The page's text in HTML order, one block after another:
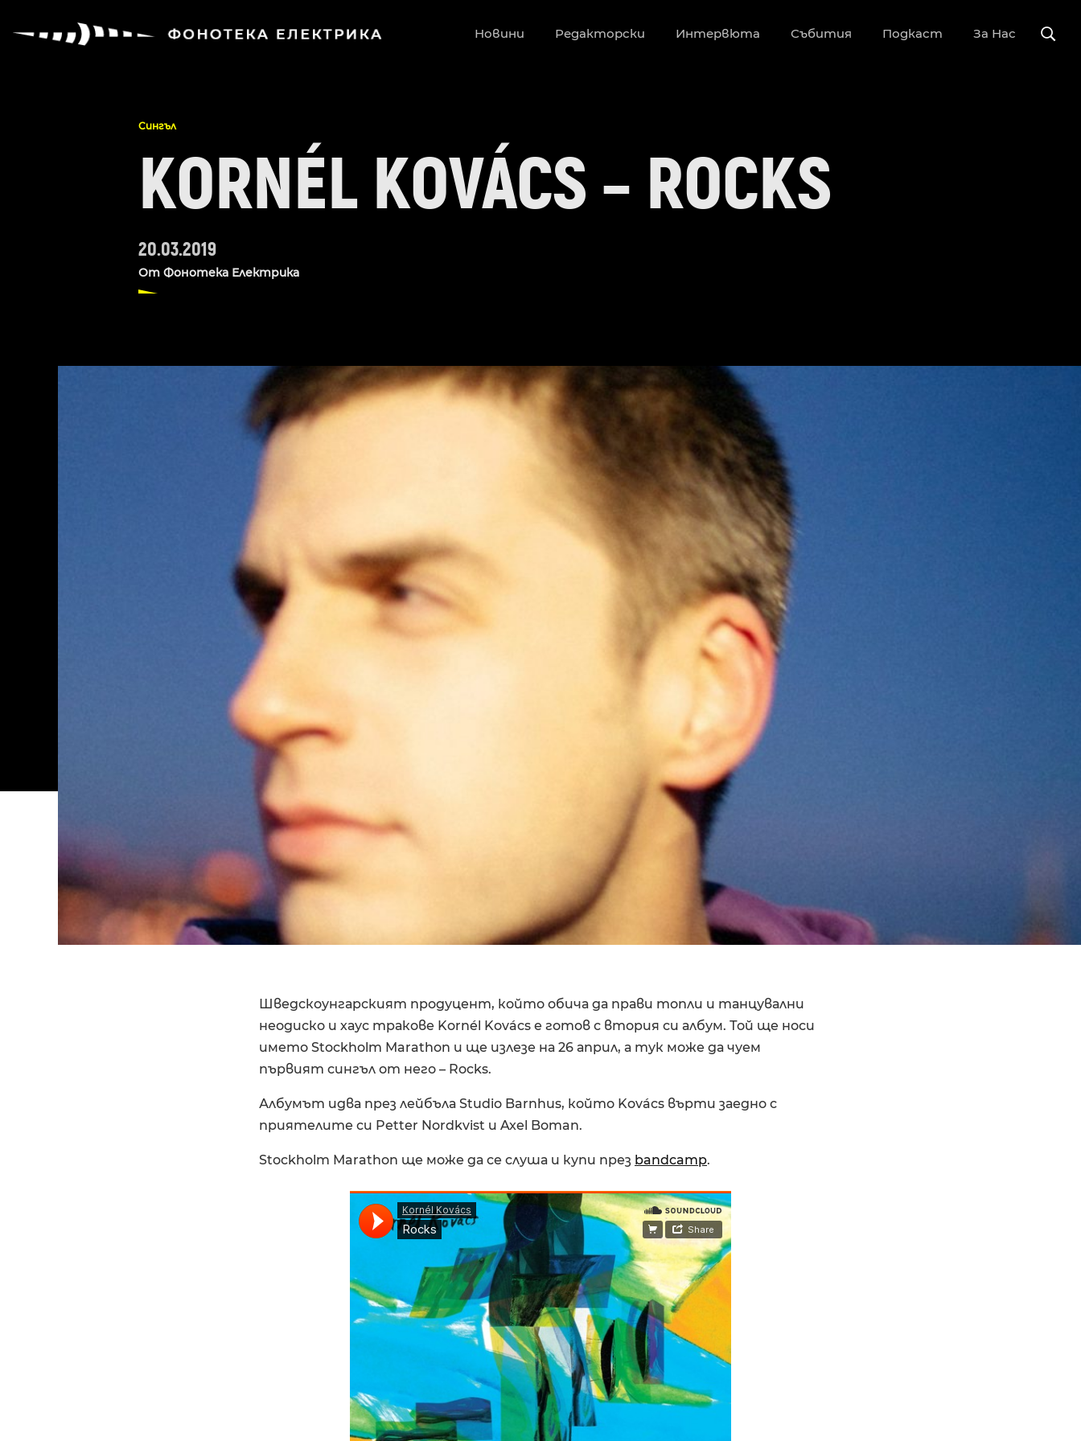
Новини Редакторски Интервюта Събития Подкаст За Нас
Сингъл
KORNÉL KOVÁCS – ROCKS
20.03.2019
От Фонотека Електрика
Шведскоунгарският продуцент, който обича да прави топли и танцувални
неодиско и хаус тракове Kornél Kovács е готов с втория си албум. Той ще носи
името Stockholm Marathon и ще излезе на 26 април, а тук може да чуем
първият сингъл от него – Rocks.
Албумът идва през лейбъла Studio Barnhus, който Kovács върти заедно с
приятелите си Petter Nordkvist и Axel Boman.
Stockholm Marathon ще може да се слуша и купи през bandcamp.